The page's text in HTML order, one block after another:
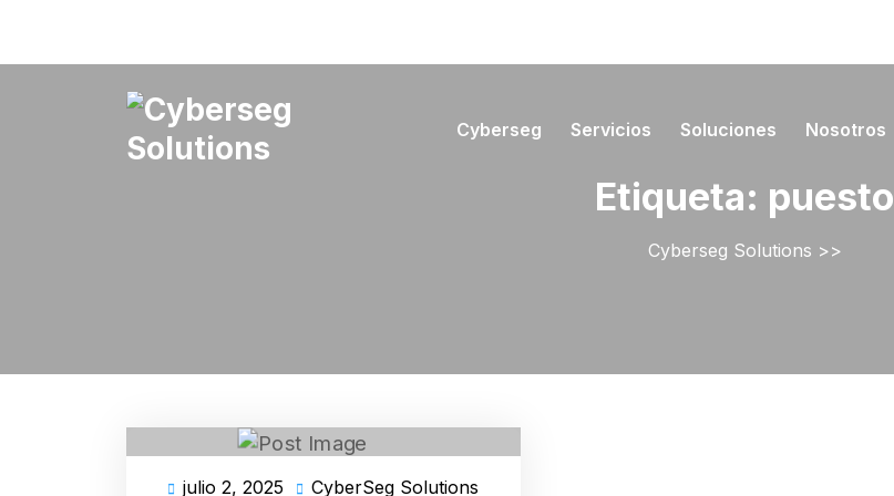
Cyberseg Servicios Soluciones Nosotros
Etiqueta: puesto
Cyberseg Solutions >>
julio 2, 2025 julioCyberSeg Solutions